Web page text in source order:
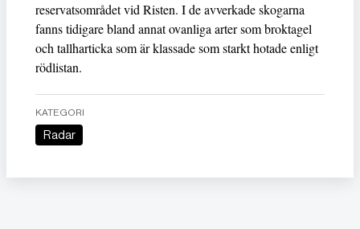
reservatsområdet vid Risten. I de avverkade skogarna
fanns tidigare bland annat ovanliga arter som broktagel
och tallharticka som är klassade som starkt hotade enligt
rödlistan.
KATEGORI
Radar